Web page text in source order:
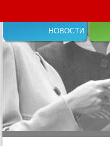
НОВОСТИ